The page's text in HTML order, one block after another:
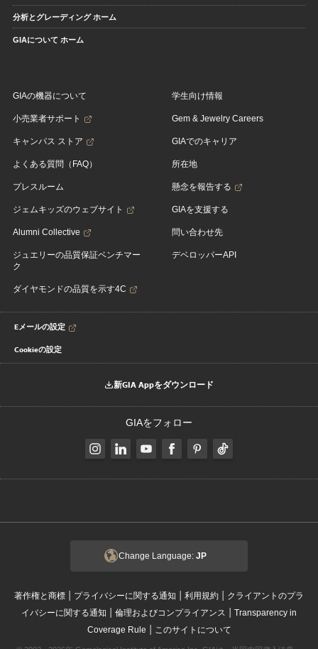
分析とグレーディング ホーム
GIAについて ホーム
GIAの機器について
小売業者サポート
キャンパス ストア
よくある質問（FAQ）
プレスルーム
ジェムキッズのウェブサイト
Alumni Collective
ジュエリーの品質保証ベンチマー
ク
ダイヤモンドの品質を示す4C
学生向け情報
Gem & Jewelry Careers
GIAでのキャリア
所在地
懸念を報告する
GIAを支援する
問い合わせ先
デベロッパーAPI
Eメールの設定
Cookieの設定
新GIA Appをダウンロード
GIAをフォロー
Change Language: JP
著作権と商標 | プライバシーに関する通知 | 利用規約 | クライアントのプラ
イバシーに関する通知 | 倫理およびコンプライアンス | Transparency in
Coverage Rule | このサイトについて